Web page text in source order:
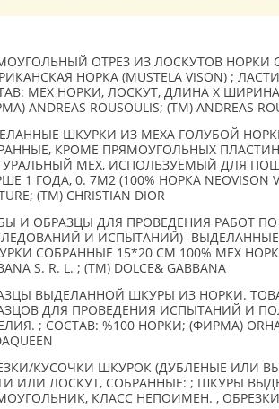
ОТРЕЗ ИЗ ЛОСКУТОВ НОРКИ
НОРКА (MUSTELA VISON) ;
МЕХ НОРКИ, ЛОСКУТ, ДЛИНА Х
ANDREAS ROUSOULIS; (TM) ANDREAS
ШКУРКИ ИЗ МЕХА ГОЛУБОЙ
КРОМЕ ПРЯМОУГОЛЬНЫХ
МЕХ, ИСПОЛЬЗУЕМЫЙ ДЛЯ
1 ГОДА, 0. 7М2 (100% НОРКА NEOVISON
(TM) CHRISTIAN DIOR
И ОБРАЗЦЫ ДЛЯ ПРОВЕДЕНИЯ РАБОТ
И ИСПЫТАНИЙ) -
СОБРАННЫЕ 15*20 СМ 100% МЕХ
S. R. L. ; (TM) DOLCE& GABBANA
ВЫДЕЛАННОЙ ШКУРЫ ИЗ НОРКИ.
ДЛЯ ПРОВЕДЕНИЯ ИСПЫТАНИЙ И
; СОСТАВ: %100 НОРКИ; (ФИРМА) ORHAN
КУСОЧКИ ШКУРОК (ДУБЛЕНЫЕ ИЛИ
ИЛИ ЛОСКУТ, СОБРАННЫЕ: ; ШКУРЫ
КЛАСС НЕПОИМЕН. , ОБРЕЗКИ